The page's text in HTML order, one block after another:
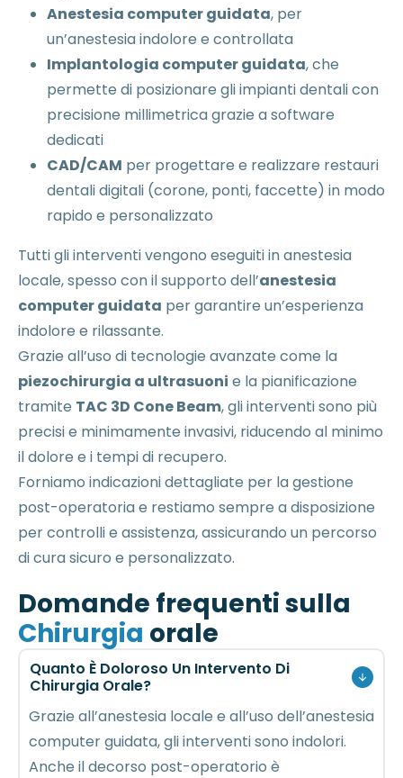
Anestesia computer guidata, per
un’anestesia indolore e controllata
Implantologia computer guidata, che
permette di posizionare gli impianti dentali con
precisione millimetrica grazie a software
dedicati
CAD/CAM per progettare e realizzare restauri
dentali digitali (corone, ponti, faccette) in modo
rapido e personalizzato
Tutti gli interventi vengono eseguiti in anestesia
locale, spesso con il supporto dell’anestesia
computer guidata per garantire un’esperienza
indolore e rilassante.
Grazie all’uso di tecnologie avanzate come la
piezochirurgia a ultrasuoni e la pianificazione
tramite TAC 3D Cone Beam, gli interventi sono più
precisi e minimamente invasivi, riducendo al minimo
il dolore e i tempi di recupero.
Forniamo indicazioni dettagliate per la gestione
post-operatoria e restiamo sempre a disposizione
per controlli e assistenza, assicurando un percorso
di cura sicuro e personalizzato.
Domande frequenti sulla
Chirurgia orale
Quanto È Doloroso Un Intervento Di
Chirurgia Orale?
Grazie all’anestesia locale e all’uso dell’anestesia
computer guidata, gli interventi sono indolori.
Anche il decorso post-operatorio è